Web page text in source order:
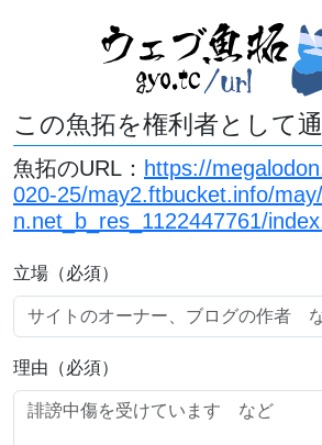
この魚拓を権利者として
魚拓のURL： https://
020-25/may2.ftbucket.info/
n.net_b_res_1122447761/
立場（必須）
理由（必須）